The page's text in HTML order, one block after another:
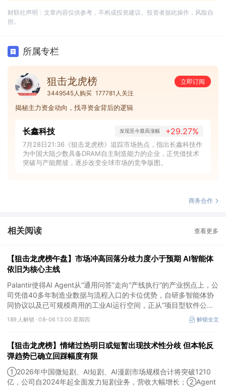
财联社声明：文章内容仅供参考，不构成投资建议。投资者据此操作，风险自
担。
所属专栏
狙击龙虎榜
立即订阅
3449545人购买 177781人关注
揭秘主力资金动向，找寻资金背后的逻辑
长鑫科技 发现至今最高涨幅 +29.27%
7月28日21:36《狙击龙虎榜》追踪市场热点，指出长鑫科技作
为中国大陆少数具备DRAM自主制造能力的企业，正凭借技术
突破与产能爬坡，逐步改变全球市场的竞争版图。
商务合作
相关阅读 查看更多
【狙击龙虎榜午盘】市场冲高回落分歧力度小于预期 AI智能体
依旧为核心主线
Palantir使得AI Agent从“通用问答”走向“产线执行”的产业拐点上，公
司凭借40多年制造业数据与流程入口的卡位优势，自研多智能体协
同协议以及已可规模商用的工业AI运行空间，正从“项目型软件公
司”向“AI原生平台生态型公司”跃迁。
189 人解锁 ·08-06 13:00 星期四 解锁全文
【狙击龙虎榜】情绪过热明日或短暂出现技术性分歧 但本轮反
弹趋势已确立回踩幅度有限
①2026年中国微短剧、AI短剧、AI漫剧市场规模合计将突破1210
亿，公司自2024年起全面发力短剧业务，营收大幅增长；②Agent